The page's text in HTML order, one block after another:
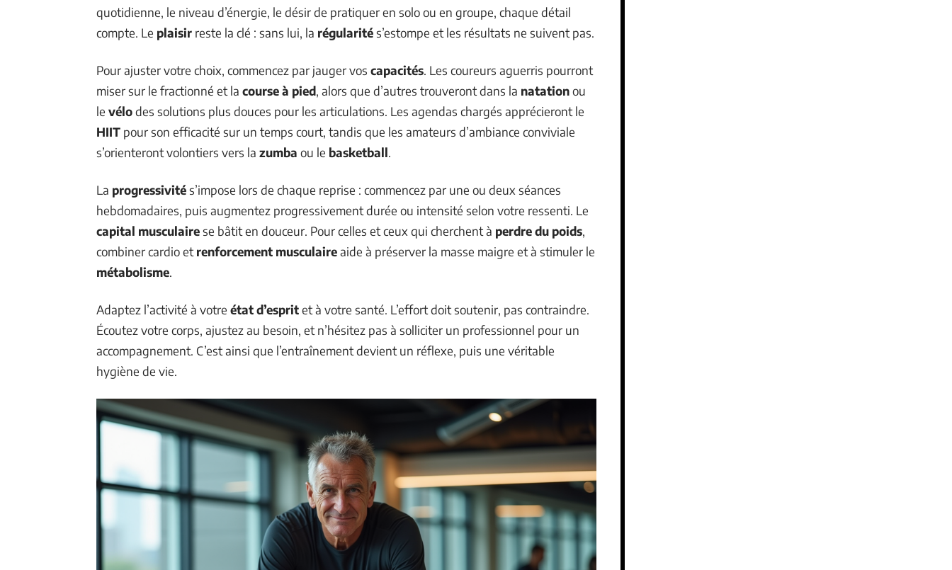
quotidienne, le niveau d’énergie, le désir de pratiquer en solo ou en groupe, chaque détail
compte. Le plaisir reste la clé : sans lui, la régularités’estompe et les résultats ne suivent pas.
Pour ajuster votre choix, commencez par jauger vos capacités. Les coureurs aguerris pourront
miser sur le fractionné et la course à pied, alors que d’autres trouveront dans la natationou
le vélodes solutions plus douces pour les articulations. Les agendas chargés apprécieront le
HIIT pour son efficacité sur un temps court, tandis que les amateurs d’ambiance conviviale
s’orienteront volontiers vers la zumba ou le basketball.
La progressivités’impose lors de chaque reprise : commencez par une ou deux séances
hebdomadaires, puis augmentez progressivement durée ou intensité selon votre ressenti. Le
capital musculairese bâtit en douceur. Pour celles et ceux qui cherchent à perdre du poids,
combiner cardio et renforcement musculaireaide à préserver la masse maigre et à stimuler le
métabolisme.
Adaptez l’activité à votre état d’espritet à votre santé. L’effort doit soutenir, pas contraindre.
Écoutez votre corps, ajustez au besoin, et n’hésitez pas à solliciter un professionnel pour un
accompagnement. C’est ainsi que l’entraînement devient un réflexe, puis une véritable
hygiène de vie.